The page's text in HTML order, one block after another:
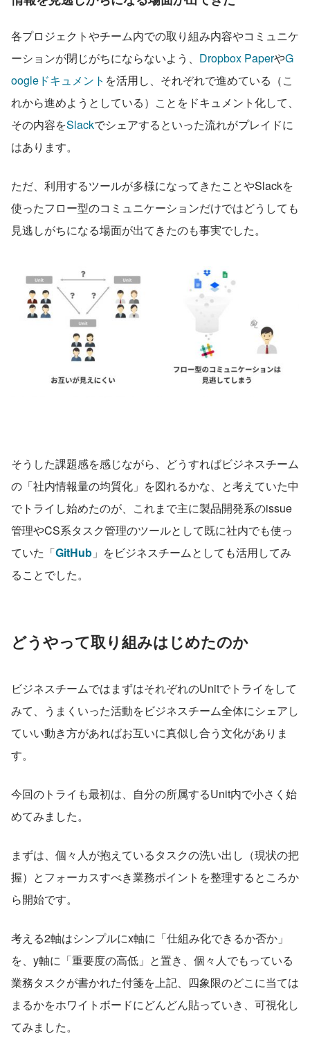
各プロジェクトやチーム内での取り組み内容やコミュニケ
ーションが閉じがちにならないよう、 Dropbox PaperやG
oogleドキュメント を活用し、それぞれで進めている（こ
れから進めようとしている）ことをドキュメント化して、
その内容をSlackでシェアするといった流れがプレイドに
はあります。
ただ、利用するツールが多様になってきたことやSlackを
使ったフロー型のコミュニケーションだけではどうしても
見逃しがちになる場面が出てきたのも事実でした。
そうした課題感を感じながら、どうすればビジネスチーム
の「社内情報量の均質化」を図れるかな、と考えていた中
でトライし始めたのが、これまで主に製品開発系のissue
管理やCS系タスク管理のツールとして既に社内でも使っ
ていた「GitHub 」をビジネスチームとしても活用してみ
ることでした。
どうやって取り組みはじめたのか
ビジネスチームではまずはそれぞれのUnitでトライをして
みて、うまくいった活動をビジネスチーム全体にシェアし
ていい動き方があればお互いに真似し合う文化がありま
す。
今回のトライも最初は、自分の所属するUnit内で小さく始
めてみました。
まずは、個々人が抱えているタスクの洗い出し（現状の把
握）とフォーカスすべき業務ポイントを整理するところか
ら開始です。
考える2軸はシンプルにx軸に「仕組み化できるか否か」
を、y軸に「重要度の高低」と置き、個々人でもっている
業務タスクが書かれた付箋を上記、四象限のどこに当ては
まるかをホワイトボードにどんどん貼っていき、可視化し
てみました。